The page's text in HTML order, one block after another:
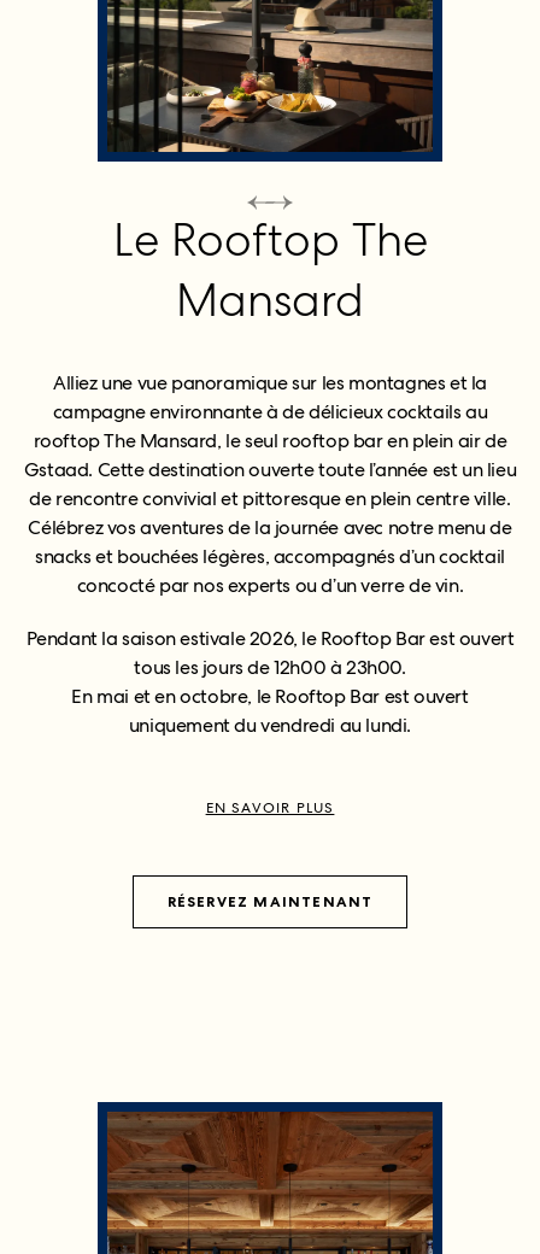
Le Rooftop The
Mansard
Alliez une vue panoramique sur les montagnes et la
campagne environnante à de délicieux cocktails au
rooftop The Mansard, le seul rooftop bar en plein air de
Gstaad. Cette destination ouverte toute l’année est un lieu
de rencontre convivial et pittoresque en plein centre ville.
Célébrez vos aventures de la journée avec notre menu de
snacks et bouchées légères, accompagnés d’un cocktail
concocté par nos experts ou d’un verre de vin.
Pendant la saison estivale 2026, le Rooftop Bar est ouvert
tous les jours de 12h00 à 23h00.
En mai et en octobre, le Rooftop Bar est ouvert
uniquement du vendredi au lundi.
EN SAVOIR PLUS
RÉSERVEZ MAINTENANT